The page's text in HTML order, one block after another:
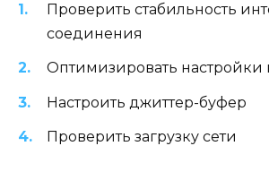
Проверить стабильность
соединения
Оптимизировать настройки
Настроить джиттер-буфер
Проверить загрузку сети